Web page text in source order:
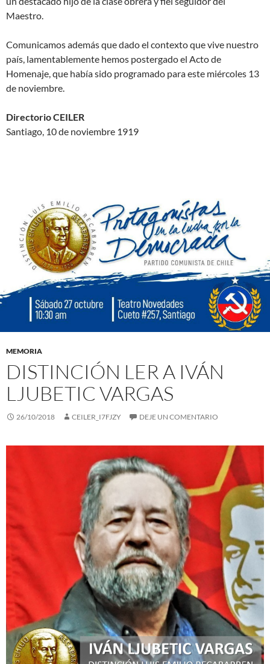
Maestro.
Comunicamos además que dado el contexto que vive nuestro
país, lamentablemente hemos postergado el Acto de
Homenaje, que había sido programado para este miércoles 13
de noviembre.
Directorio CEILER
Santiago, 10 de noviembre 1919
MEMORIA
DISTINCIÓN LER A IVÁN
LJUBETIC VARGAS
26/10/2018 CEILER_I7FJZY DEJE UN COMENTARIO